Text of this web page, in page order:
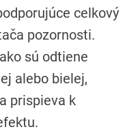
celkový
pozornosti.
sú odtiene
alebo bielej,
prispieva k